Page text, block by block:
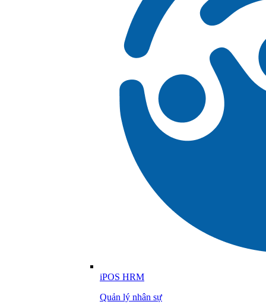
iPOS HRM
Quản lý nhân sự